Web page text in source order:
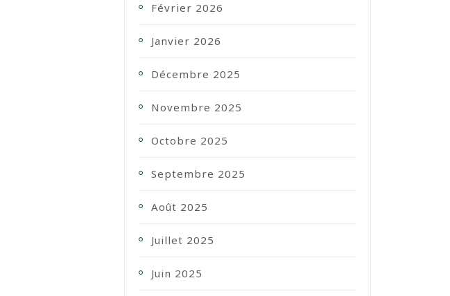
Février 2026
Janvier 2026
Décembre 2025
Novembre 2025
Octobre 2025
Septembre 2025
Août 2025
Juillet 2025
Juin 2025